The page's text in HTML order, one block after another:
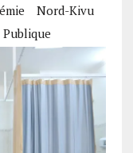
Nord-Kivu
Publique